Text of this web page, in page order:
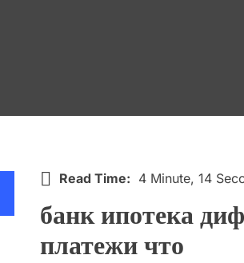
Read Time: 4 Minute, 14
банк ипотека
платежи что